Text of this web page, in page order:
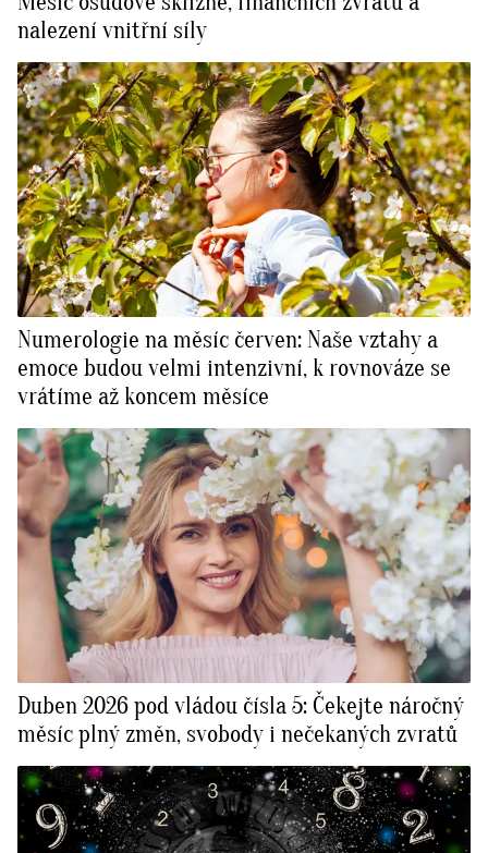
nalezení vnitřní síly
Numerologie na měsíc červen: Naše vztahy a
emoce budou velmi intenzivní, k rovnováze se
vrátíme až koncem měsíce
Duben 2026 pod vládou čísla 5: Čekejte náročný
měsíc plný změn, svobody i nečekaných zvratů